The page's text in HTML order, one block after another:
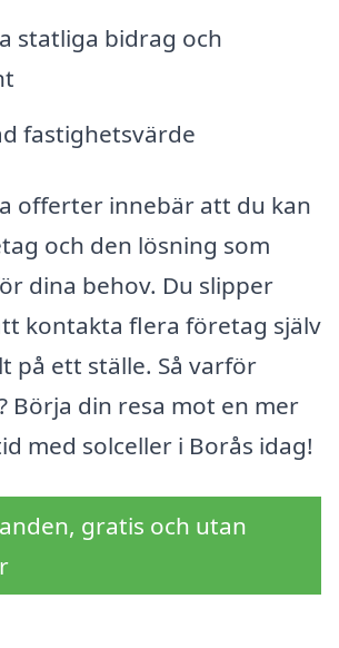
statliga bidrag och
fastighetsvärde
offerter innebär att du kan
och den lösning som
dina behov. Du slipper
kontakta flera företag själv
på ett ställe. Så varför
Börja din resa mot en mer
med solceller i Borås idag!
gratis och utan